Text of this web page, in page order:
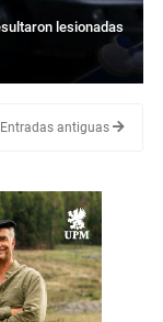
lesionadas
Entradas antiguas